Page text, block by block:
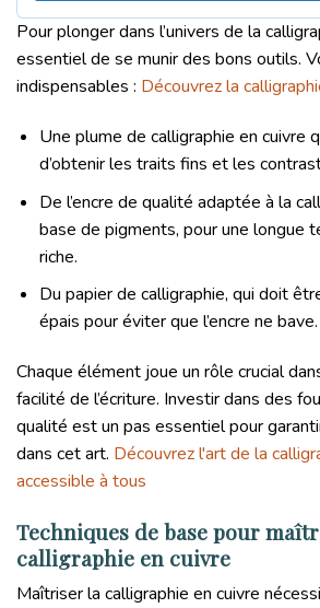
Pour plonger dans l’univers de la
essentiel de se munir des bons outils.
indispensables : Découvrez la
Une plume de calligraphie en cuivre
d’obtenir les traits fins et les
De l’encre de qualité adaptée à la
base de pigments, pour une longue
riche.
Du papier de calligraphie, qui doit
épais pour éviter que l’encre ne bave.
Chaque élément joue un rôle crucial
facilité de l’écriture. Investir dans des
qualité est un pas essentiel pour
dans cet art. Découvrez l'art de la
accessible à tous
Techniques de base pour
calligraphie en cuivre
Maîtriser la calligraphie en cuivre